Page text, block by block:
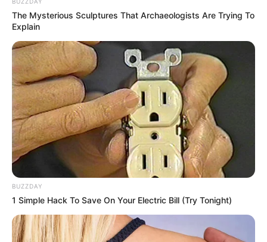
The Mysterious Sculptures That Archaeologists Are Trying To
Explain
BUZZDAY
1 Simple Hack To Save On Your Electric Bill (Try Tonight)